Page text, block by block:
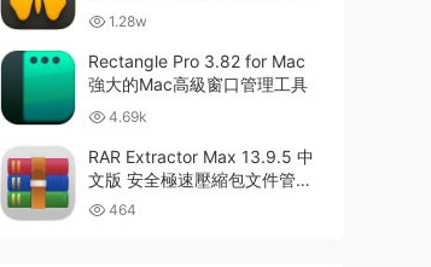
件 1.28w
Rectangle Pro 3.82 for Mac
強大的Mac高級窗口管理工具
4.69k
RAR Extractor Max 13.9.5 中
文版 安全極速壓縮包文件管理
器 464